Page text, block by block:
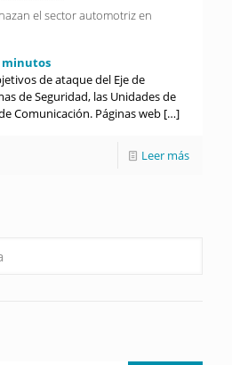
el sector automotriz en
minutos
de ataque del Eje de
de Seguridad, las Unidades de
Comunicación. Páginas web […]
Leer más